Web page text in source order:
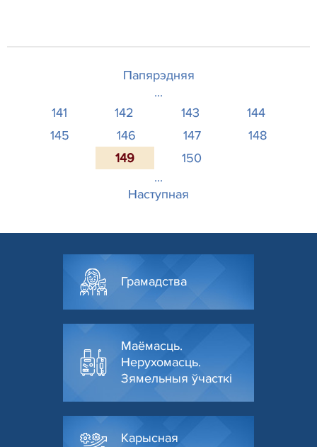
Папярэдняя
...
141
142 143
144
145
146 147
148
149
150
...
Наступная
Грамадства
Маёмасць.
Нерухомасць.
Зямельныя ўчасткі
Карысная